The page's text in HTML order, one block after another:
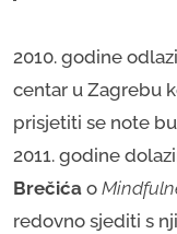
2010. godine
centar u Zagrebu
prisjetiti se note
2011. godine
Brečića o
redovno sjediti s